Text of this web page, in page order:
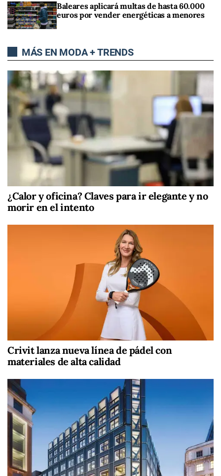
Baleares aplicará multas de hasta 60.000
euros por vender energéticas a menores
MÁS EN MODA + TRENDS
¿Calor y oficina? Claves para ir elegante y no
morir en el intento
Crivit lanza nueva línea de pádel con
materiales de alta calidad